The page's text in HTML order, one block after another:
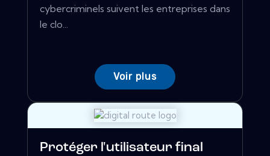
cybercriminels suivent les entreprises dans
le clo...
Voir plus
Protéger l'utilisateur final